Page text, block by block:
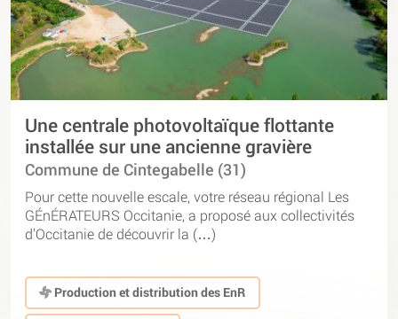
Une centrale photovoltaïque flottante
installée sur une ancienne gravière
Commune de Cintegabelle (31)
Pour cette nouvelle escale, votre réseau régional Les
GÉnÉRATEURS Occitanie, a proposé aux collectivités
d’Occitanie de découvrir la (…)
Production et distribution des EnR